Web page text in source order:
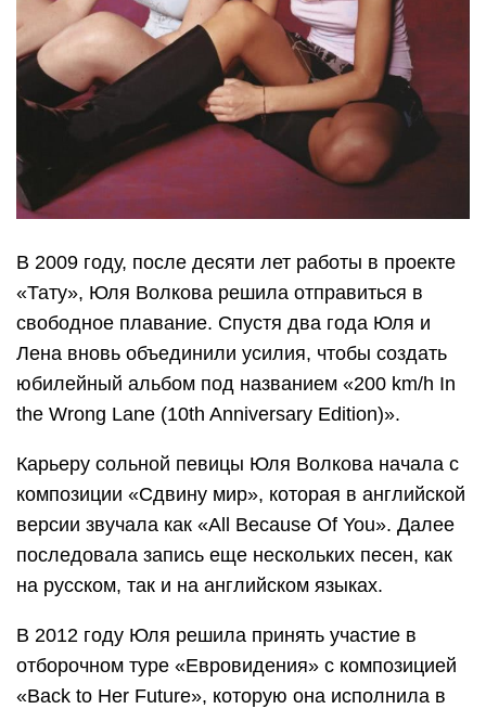
В 2009 году, после десяти лет работы в проекте
«Тату», Юля Волкова решила отправиться в
свободное плавание. Спустя два года Юля и
Лена вновь объединили усилия, чтобы создать
юбилейный альбом под названием «200 km/h In
the Wrong Lane (10th Anniversary Edition)».
Карьеру сольной певицы Юля Волкова начала с
композиции «Сдвину мир», которая в английской
версии звучала как «All Because Of You». Далее
последовала запись еще нескольких песен, как
на русском, так и на английском языках.
В 2012 году Юля решила принять участие в
отборочном туре «Евровидения» с композицией
«Back to Her Future», которую она исполнила в